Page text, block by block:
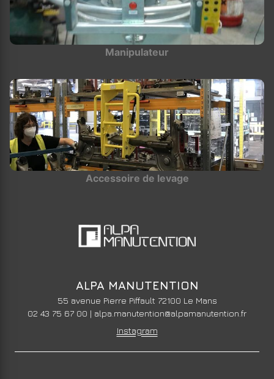
Manipulateur
Accessoire de levage
ALPA MANUTENTION
55 avenue Pierre Piffault 72100 Le Mans
02 43 75 67 00 | alpa.manutention@alpamanutention.fr
Instagram